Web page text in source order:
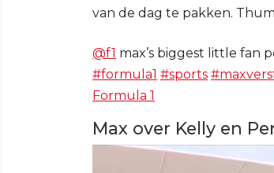
van de dag te pakken.
@f1 max’s biggest little fan
#formula1 #sports
Formula 1
Max over Kelly en